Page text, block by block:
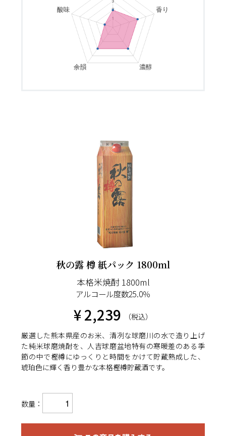
秋の露 樽 紙パック 1800ml
本格米焼酎 1800ml
アルコール度数25.0％
¥ 2,239
（税込）
厳選した熊本県産のお米、清冽な球磨川の水で造り上げ
た純米球磨焼酎を、人吉球磨盆地特有の寒暖差のある季
節の中で樫樽にゆっくりと時間をかけて貯蔵熟成した、
琥珀色に輝く香り豊かな本格樫樽貯蔵酒です。
数量：